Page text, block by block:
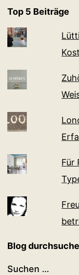
Top 5 Beiträge
Für
Blog
Suchen …